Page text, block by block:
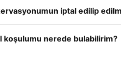
iptal edilip
koşulumu nerede bulabilirim?